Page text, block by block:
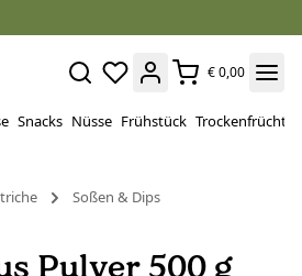
€ 0,00
Snacks Nüsse Frühstück Trockenfrüchte
Soßen & Dips
Pulver 500 g